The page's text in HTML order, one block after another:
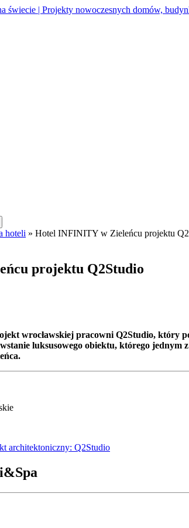
hoteli » Hotel INFINITY w Zieleńcu projektu
projektu Q2Studio
wrocławskiej pracowni Q2Studio, który
luksusowego obiektu, którego